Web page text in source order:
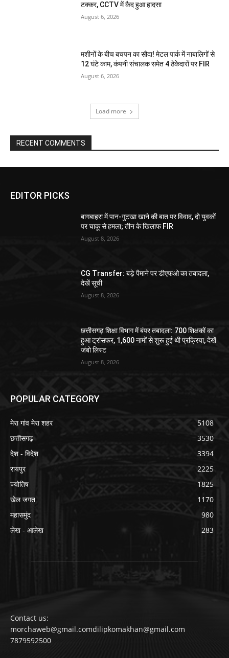
टक्कर, CCTV में कैद हुआ हादसा
August 6, 2026
मशीनों के बीच बचपन का सौदा! मेटल पार्क में नाबालिगों से
12 घंटे काम, कंपनी संचालक समेत 4 ठेकेदारों पर FIR
August 6, 2026
Load more
RECENT COMMENTS
EDITOR PICKS
बागबाहरा में पान-गुटखा खाने की बात पर विवाद, दो युवकों
पर चाकू से हमला; तीन के खिलाफ FIR
August 8, 2026
CG Transfer: बड़े पैमाने पर डीएफओ का तबादला,
देखें सूची
August 8, 2026
छत्तीसगढ़ शिक्षा विभाग में बंपर तबादला: 700 शिक्षकों का
हुआ ट्रांसफर, 1,600 नामों से शुरू हुई थी प्रक्रिया, देखें
जंबो लिस्ट
August 8, 2026
POPULAR CATEGORY
मेरा गांव मेरा शहर
5108
छत्तीसगढ़
3530
देश - विदेश
3394
रायपुर
2225
ज्योतिष
1825
खेल जगत
1170
महासमुंद
980
लेख - आलेख
283
Contact us:
morchaweb@gmail.comdilipkomakhan@gmail.com
7879592500